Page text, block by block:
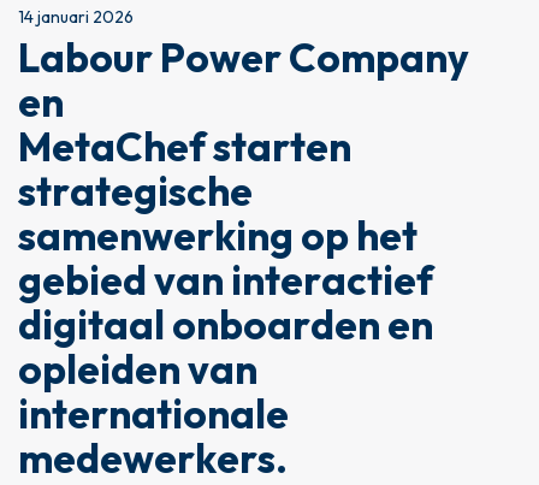
14 januari 2026
LabourPowerCompany
en
MetaChefstarten
strategische
samenwerking ophet
gebiedvan interactief
digitaalonboardenen
opleidenvan
internationale
medewerkers.